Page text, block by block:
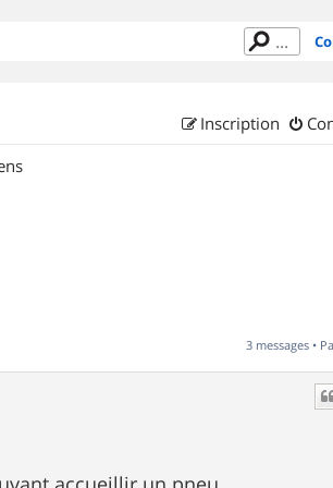
Inscription
3 messages •